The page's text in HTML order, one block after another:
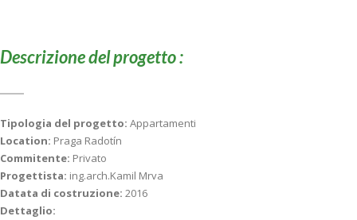
Descrizione del progetto :
Tipologia del progetto: Appartamenti
Location: Praga Radotín
Commitente: Privato
Progettista: ing.arch.Kamil Mrva
Datata di costruzione: 2016
Dettaglio: